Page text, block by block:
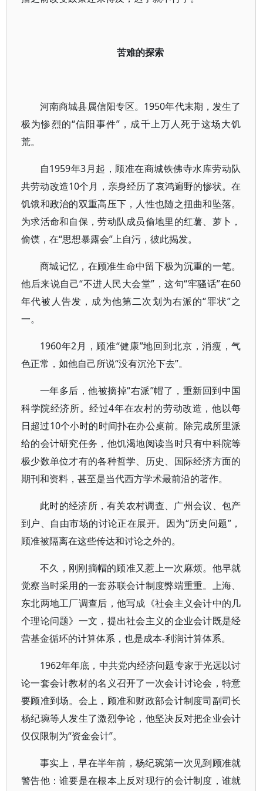
苦难的探索
河南商城县属信阳专区。1950年代末期，发生了
极为惨烈的“信阳事件”，成千上万人死于这场大饥
荒。
自1959年3月起，顾准在商城铁佛寺水库劳动队
共劳动改造10个月，亲身经历了哀鸿遍野的惨状。在
饥饿和政治的双重高压下，人性也随之扭曲和坠落。
为求活命和自保，劳动队成员偷地里的红薯、萝卜，
偷馍，在“思想暴露会”上自污，彼此揭发。
商城记忆，在顾准生命中留下极为沉重的一笔。
他后来说自己“不进人民大会堂”，这句“牢骚话”在60
年代被人告发，成为他第二次划为右派的“罪状”之
一。
1960年2月，顾准“健康”地回到北京，消瘦，气
色正常，如他自己所说“没有沉沦下去”。
一年多后，他被摘掉“右派”帽了，重新回到中国
科学院经济所。经过4年在农村的劳动改造，他以每
日超过10个小时的时间扑在办公桌前。除完成所里派
给的会计研究任务，他饥渴地阅读当时只有中科院等
极少数单位才有的各种哲学、历史、国际经济方面的
期刊和资料，甚至是当代西方学术最前沿的著作。
此时的经济所，有关农村调查、广州会议、包产
到户、自由市场的讨论正在展开。因为“历史问题”，
顾准被隔离在这些传达和讨论之外的。
不久，刚刚摘帽的顾准又惹上一次麻烦。他早就
觉察当时采用的一套苏联会计制度弊端重重。上海、
东北两地工厂调查后，他写成《社会主义会计中的几
个理论问题》一文，提出社会主义的企业会计既是经
营基金循环的计算体系，也是成本-利润计算体系。
1962年年底，中共党内经济问题专家于光远以讨
论一套会计教材的名义召开了一次会计讨论会，特意
要顾准到场。会上，顾准和财政部会计制度司副司长
杨纪琬等人发生了激烈争论，他坚决反对把企业会计
仅仅限制为“资金会计”。
事实上，早在半年前，杨纪琬第一次见到顾准就
警告他：谁要是在根本上反对现行的会计制度，谁就